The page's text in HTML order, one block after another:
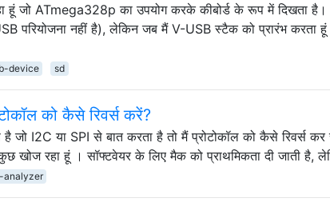
हूं जो ATmega328p का उपयोग करके कीबोर्ड के रूप में दिखता है।
परियोजना नहीं है), लेकिन जब मैं V-USB स्टैक को प्रारंभ करता
device sd
को कैसे रिवर्स करें?
जो I2C या SPI से बात करता है तो मैं प्रोटोकॉल को कैसे रिवर्स
रहा हूं । सॉफ्टवेयर के लिए मैक को प्राथमिकता दी जाती है,
analyzer